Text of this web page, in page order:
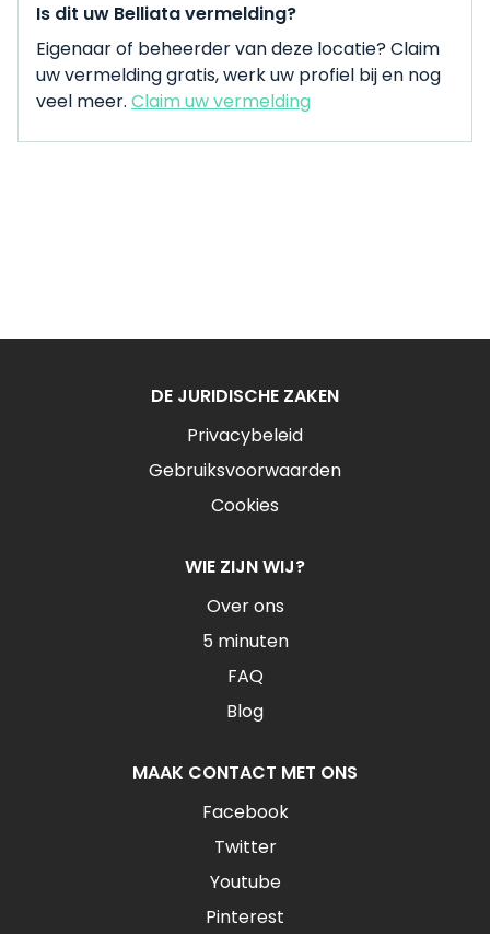
Is dit uw Belliata vermelding?
Eigenaar of beheerder van deze locatie? Claim
uw vermelding gratis, werk uw profiel bij en nog
veel meer. Claim uw vermelding
DE JURIDISCHE ZAKEN
Privacybeleid
Gebruiksvoorwaarden
Cookies
WIE ZIJN WIJ?
Over ons
5 minuten
FAQ
Blog
MAAK CONTACT MET ONS
Facebook
Twitter
Youtube
Pinterest